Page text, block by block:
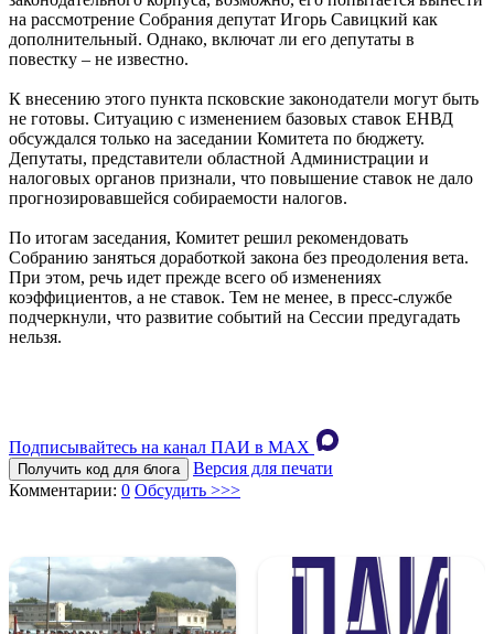
на рассмотрение Собрания депутат Игорь Савицкий как
дополнительный. Однако, включат ли его депутаты в
повестку – не известно.
К внесению этого пункта псковские законодатели могут быть
не готовы. Ситуацию с изменением базовых ставок ЕНВД
обсуждался только на заседании Комитета по бюджету.
Депутаты, представители областной Администрации и
налоговых органов признали, что повышение ставок не дало
прогнозировавшейся собираемости налогов.
По итогам заседания, Комитет решил рекомендовать
Собранию заняться доработкой закона без преодоления вета.
При этом, речь идет прежде всего об изменениях
коэффициентов, а не ставок. Тем не менее, в пресс-службе
подчеркнули, что развитие событий на Сессии предугадать
нельзя.
Подписывайтесь на канал ПАИ в MAХ
Получить код для блога
Версия для печати
Комментарии: 0 Обсудить >>>